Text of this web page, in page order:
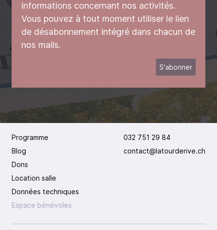
informations concernant nos activités.
Vous pouvez à tout moment utiliser le lien
de désabonnement intégré dans chacun de
nos mails.
Programme
Blog
Dons
Location salle
Données techniques
Espace bénévoles
032 751 29 84
contact@latourderive.ch